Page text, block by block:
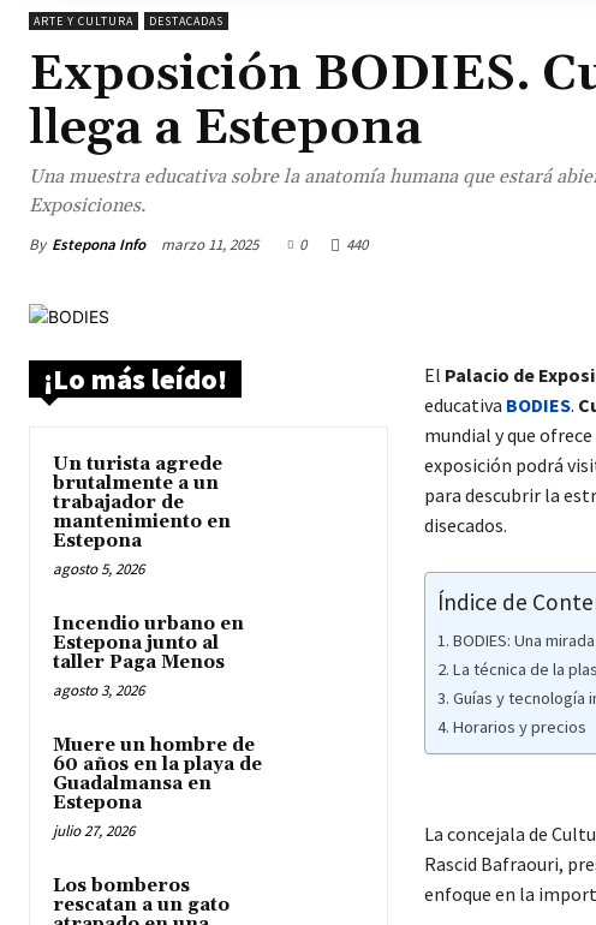
ARTE Y CULTURA DESTACADAS
Exposición BODIES.
llega a Estepona
Una muestra educativa sobre la anatomía humana que estará
Exposiciones.
By Estepona Info marzo 11, 2025 0 440
¡Lo más leído!
Un turista agrede
brutalmente a un
trabajador de
mantenimiento en
Estepona
agosto 5, 2026
Incendio urbano en
Estepona junto al
taller Paga Menos
agosto 3, 2026
Muere un hombre de
60 años en la playa de
Guadalmansa en
Estepona
julio 27, 2026
Los bomberos
rescatan a un gato
El Palacio de
educativa BODIES.
mundial y que
exposición podrá
para descubrir la
disecados.
Índice de
BODIES: Una
La técnica de la
Guías y tecnología
Horarios y precios
La concejala de
Rascid Bafraouri,
enfoque en la